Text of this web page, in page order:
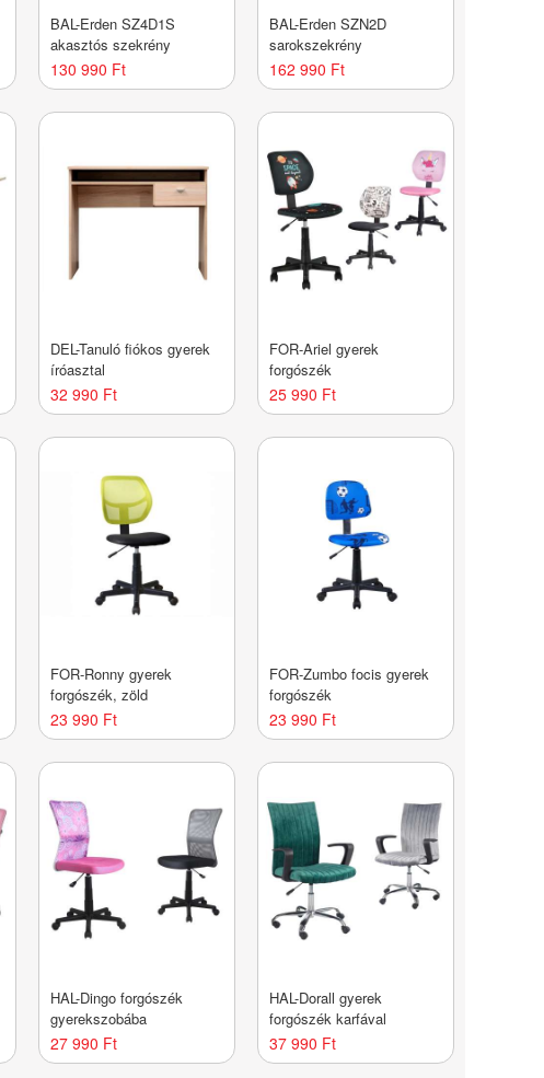
BAL-Erden SZ4D1S
akasztós szekrény
130 990 Ft
BAL-Erden SZN2D
sarokszekrény
162 990 Ft
DEL-Tanuló fiókos gyerek
íróasztal
32 990 Ft
FOR-Ariel gyerek
forgószék
25 990 Ft
FOR-Ronny gyerek
forgószék, zöld
23 990 Ft
FOR-Zumbo focis gyerek
forgószék
23 990 Ft
HAL-Dingo forgószék
gyerekszobába
27 990 Ft
HAL-Dorall gyerek
forgószék karfával
37 990 Ft